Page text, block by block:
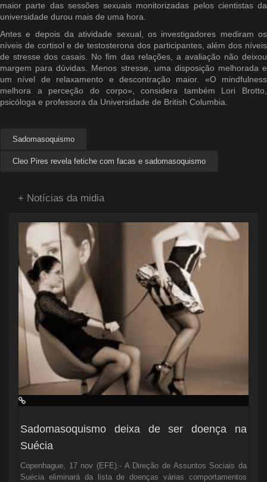
maior parte das sessões sexuais monitorizadas pelos cientistas da
universidade durou mais de uma hora.
Antes e depois da atividade sexual, os investigadores mediram os
níveis de cortisol e de testosterona dos participantes, além dos níveis
de stresse dos casais. No fim das relações, a avaliação não deixou
margem para dúvidas. Menos stresse, uma disposição melhorada e
um nível de relaxamento e descontração maior. «O mindfulness
melhora a perceção do corpo», considera também Lori Brotto,
psicóloga e professora da Universidade de British Columbia.
Sadomasoquismo
Cleo Pires revela fetiche com facas e sadomasoquismo
+ Notícias da midia
Sadomasoquismo deixa de ser doença na
Suécia
Copenhague, 17 nov (EFE).- A Direção de Assuntos Sociais da
Suécia eliminará da lista de doenças várias comportamentos